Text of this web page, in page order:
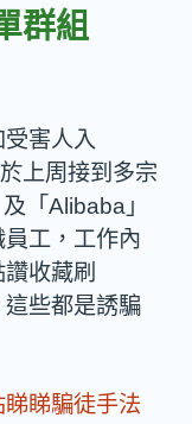
群組
害人入
上周接到多宗
「Alibaba」
工，工作內
收藏刷
些都是誘騙
睇騙徒手法